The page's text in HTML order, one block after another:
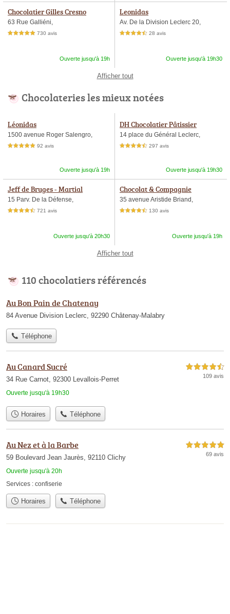
Chocolatier Gilles Cresno
63 Rue Galliéni,
5,0 étoiles sur 5 730 avis
Ouverte jusqu'à 19h
Leonidas
Av. De la Division Leclerc 20,
4,5 étoiles sur 5 28 avis
Ouverte jusqu'à 19h30
Afficher tout
Chocolateries les mieux notées
Léonidas
1500 avenue Roger Salengro,
5,0 étoiles sur 5 92 avis
Ouverte jusqu'à 19h
DH Chocolatier Pâtissier
14 place du Général Leclerc,
4,5 étoiles sur 5 297 avis
Ouverte jusqu'à 19h30
Jeff de Bruges - Martial
15 Parv. De la Défense,
4,5 étoiles sur 5 721 avis
Ouverte jusqu'à 20h30
Chocolat & Compagnie
35 avenue Aristide Briand,
4,5 étoiles sur 5 130 avis
Ouverte jusqu'à 19h
Afficher tout
110 chocolatiers référencés
Au Bon Pain de Chatenay
84 Avenue Division Leclerc, 92290 Châtenay-Malabry
Téléphone
Au Canard Sucré
34 Rue Carnot, 92300 Levallois-Perret
Ouverte jusqu'à 19h30
4,5 étoiles sur 5
109 avis
Horaires Téléphone
Au Nez et à la Barbe
59 Boulevard Jean Jaurès, 92110 Clichy
Ouverte jusqu'à 20h
5,0 étoiles sur 5
69 avis
Services : confiserie
Horaires Téléphone